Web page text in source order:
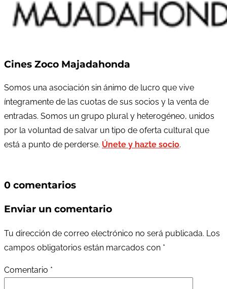
Cines Zoco Majadahonda
Somos una asociación sin ánimo de lucro que vive
íntegramente de las cuotas de sus socios y la venta de
entradas. Somos un grupo plural y heterogéneo, unidos
por la voluntad de salvar un tipo de oferta cultural que
está a punto de perderse. Únete y hazte socio.
0 comentarios
Enviar un comentario
Tu dirección de correo electrónico no será publicada. Los
campos obligatorios están marcados con *
Comentario *